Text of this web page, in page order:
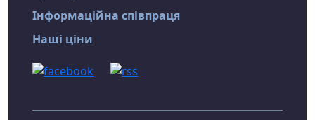
Інформаційна співпраця
Наші ціни